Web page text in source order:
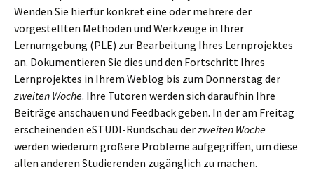
Wenden Sie hierfür konkret eine oder mehrere der
vorgestellten Methoden und Werkzeuge in Ihrer
Lernumgebung (PLE) zur Bearbeitung Ihres Lernprojektes
an. Dokumentieren Sie dies und den Fortschritt Ihres
Lernprojektes in Ihrem Weblog bis zum Donnerstag der
zweiten Woche. Ihre Tutoren werden sich daraufhin Ihre
Beiträge anschauen und Feedback geben. In der am Freitag
erscheinenden eSTUDI-Rundschau derzweiten Woche
werden wiederum größere Probleme aufgegriffen, um diese
allen anderen Studierenden zugänglich zu machen.